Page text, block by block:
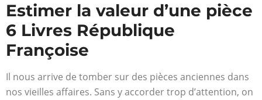
Estimer la valeur d’une pièce
6 Livres République
Françoise
Il nous arrive de tomber sur des pièces anciennes dans
nos vieilles affaires. Sans y accorder trop d’attention, on